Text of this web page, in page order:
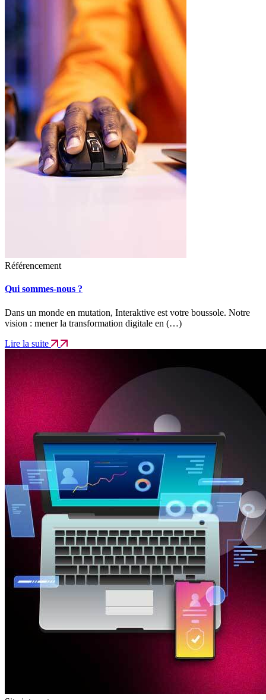
Référencement
Qui sommes-nous ?
Dans un monde en mutation, Interaktive est votre boussole. Notre
vision : mener la transformation digitale en (…)
Lire la suite